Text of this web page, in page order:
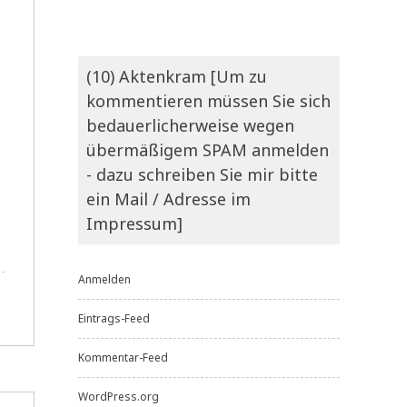
(10) Aktenkram [Um zu
kommentieren müssen Sie sich
bedauerlicherweise wegen
übermäßigem SPAM anmelden
- dazu schreiben Sie mir bitte
ein Mail / Adresse im
Impressum]
Anmelden
Eintrags-Feed
Kommentar-Feed
WordPress.org